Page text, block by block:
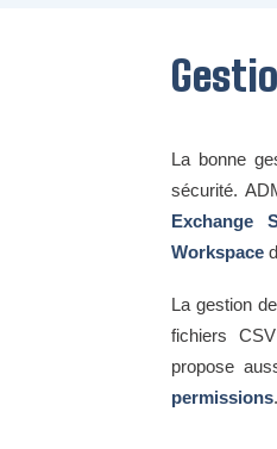
La bonne
sécurité.
Exchange
Workspace
La gestion
fichiers
propose
permissions.